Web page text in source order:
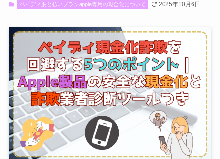
ペイディあと払いプランapple専用の現金化について 2025年10月6日